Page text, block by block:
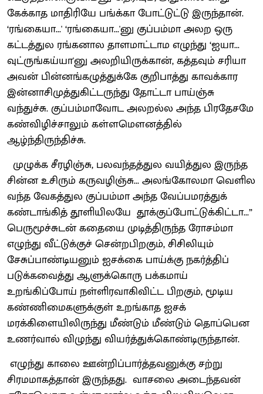
கேக்காத மாதிரியே பங்க்கா போட்டுட்டு இருந்தான்.
‘ரங்கையா...' ‘ரங்கையா...'னு குப்பம்மா அலற ஒரு
கட்டத்துல ரங்கனால தாளமாட்டாம எழுந்து ‘ஐயா...
வுட்ருங்கய்யா'னு அலறியிருக்கான், கத்தவும் சரியா
அவன் பின்னங்கழுத்துக்கே குறிபாத்து காவக்கார
இன்னாசிமுத்துகிட்டருந்து தோட்டா பாய்ஞ்சு
வந்துச்சு. குப்பம்மாவோட அலறல்ல அந்த பிரதேசமே
கண்விழிச்சாலும் கள்ளமௌனத்தில்
ஆழ்ந்திருந்திச்சு.
முழுக்க சீரழிஞ்சு, பலவந்தத்துல வயித்துல இருந்த
சின்ன உசிரும் கருவழிஞ்சு... அலங்கோலமா வெளில
வந்த வேகத்துல குப்பம்மா அந்த வேப்பமரத்துக்
கண்டாங்கித் தூளியிலயே தூக்குப்போட்டுக்கிட்டா...”
பெருமூச்சுடன் கதையை முடித்திருந்த ரோசம்மா
எழுந்து வீட்டுக்குச் சென்றபிறகும், சிசிலியும்
சேசுப்பாண்டியனும் ஐசக்கை பாய்க்கு நகர்த்திப்
படுக்கவைத்து ஆளுக்கொரு பக்கமாய்
உறங்கிப்போய் நள்ளிரவாகிவிட்ட பிறகும், மூடிய
கண்ணிமைகளுக்குள் உறங்காத ஐசக்
மரக்கிளையிலிருந்து மீண்டும் மீண்டும் தொப்பென
உணர்வால் விழுந்து வியர்த்துக்கொண்டிருந்தான்.
எழுந்து காலை ஊன்றிப்பார்த்தவனுக்கு சற்று
சிரமமாகத்தான் இருந்தது. வாசலை அடைந்தவன்